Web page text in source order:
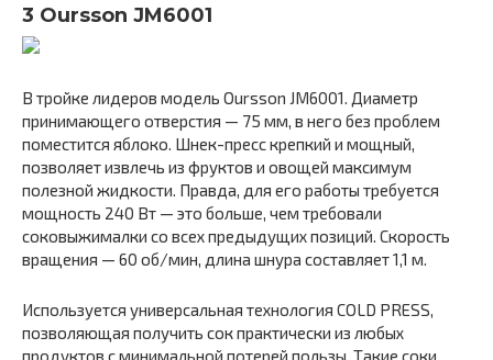
3 Oursson JM6001
В тройке лидеров модель Oursson JM6001. Диаметр
принимающего отверстия — 75 мм, в него без проблем
поместится яблоко. Шнек-пресс крепкий и мощный,
позволяет извлечь из фруктов и овощей максимум
полезной жидкости. Правда, для его работы требуется
мощность 240 Вт — это больше, чем требовали
соковыжималки со всех предыдущих позиций. Скорость
вращения — 60 об/мин, длина шнура составляет 1,1 м.
Используется универсальная технология COLD PRESS,
позволяющая получить сок практически из любых
продуктов с минимальной потерей пользы. Такие соки